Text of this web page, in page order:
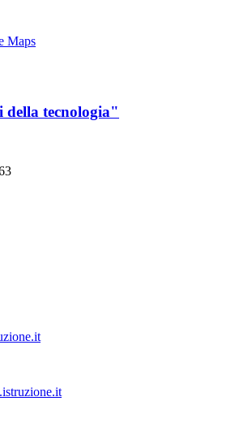
Maps
tecnologia"